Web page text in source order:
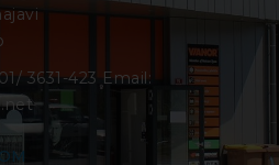
01/ 3631-423Email: